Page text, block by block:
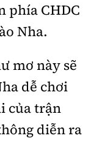
không có sự
phía CHDC
Nha.
mơ này sẽ
dễ chơi
của trận
diễn ra